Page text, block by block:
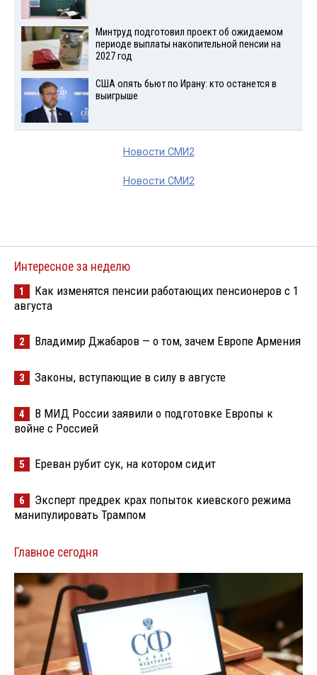
Минтруд подготовил проект об ожидаемом
периоде выплаты накопительной пенсии на
2027 год
США опять бьют по Ирану: кто останется в
выигрыше
Новости СМИ2
Новости СМИ2
Интересное за неделю
1
Как изменятся пенсии работающих пенсионеров с 1
августа
2 Владимир Джабаров — о том, зачем Европе Армения
3 Законы, вступающие в силу в августе
4
В МИД России заявили о подготовке Европы к
войне с Россией
5 Ереван рубит сук, на котором сидит
6
Эксперт предрек крах попыток киевского режима
манипулировать Трампом
Главное сегодня